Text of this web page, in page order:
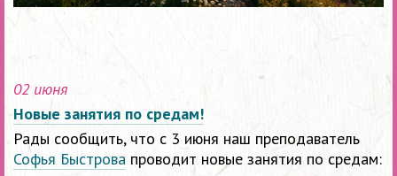
02 июня
Новые занятия по средам!
Рады сообщить, что с 3 июня наш преподаватель
Софья Быстрова проводит новые занятия по средам: